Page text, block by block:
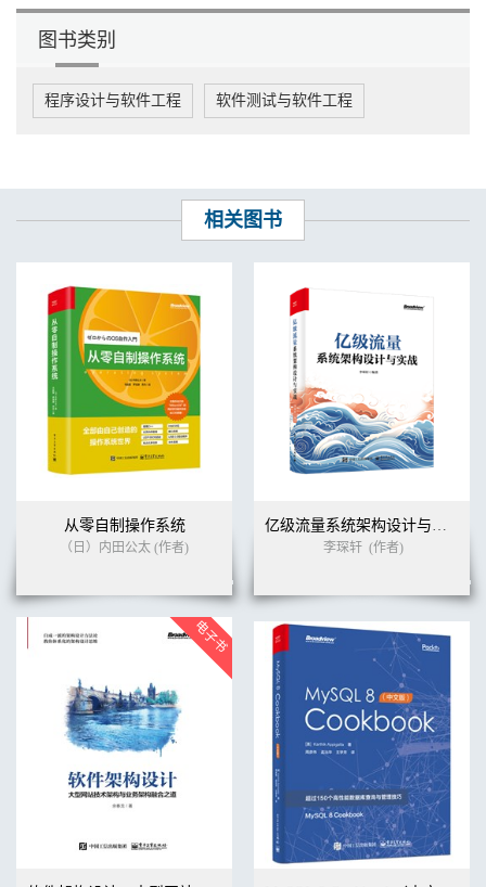
图书类别
程序设计与软件工程 软件测试与软件工程
相关图书
从零自制操作系统
（日）内田公太 (作者) 李琛轩 (作者)